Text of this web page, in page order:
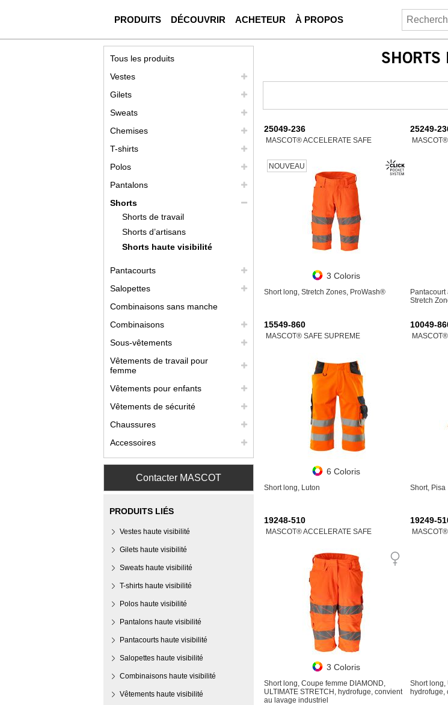
PRODUITS DÉCOUVRIR ACHETEUR À PROPOS
25049-236
MASCOT® ACCELERATE SAFE
NOUVEAU
3 Coloris
Short long, Stretch Zones, ProWash®
25249-
Stretch
15549-860
MASCOT® SAFE SUPREME
6 Coloris
Short long, Luton
10049-
Short, Pisa
19248-510
MASCOT® ACCELERATE SAFE
3 Coloris
Short long, Coupe femme DIAMOND,
ULTIMATE STRETCH, hydrofuge, convient
au lavage industriel
19249-
Short long,
hydrofuge,
Tous les produits
Vestes
Gilets
Sweats
Chemises
T-shirts
Polos
Pantalons
Shorts
Shorts de travail
Shorts d’artisans
Shorts haute visibilité
Pantacourts
Salopettes
Combinaisons sans manche
Combinaisons
Sous-vêtements
Vêtements de travail pour
femme
Vêtements pour enfants
Vêtements de sécurité
Chaussures
Accessoires
Contacter MASCOT
PRODUITS LIÉS
Vestes haute visibilité
Gilets haute visibilité
Sweats haute visibilité
T-shirts haute visibilité
Polos haute visibilité
Pantalons haute visibilité
Pantacourts haute visibilité
Salopettes haute visibilité
Combinaisons haute visibilité
Vêtements haute visibilité